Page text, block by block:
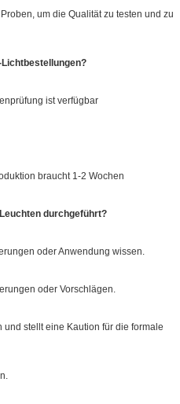
um die Qualität zu testen und zu
Lichtbestellungen?
ist verfügbar
braucht 1-2 Wochen
durchgeführt?
oder Anwendung wissen.
oder Vorschlägen.
stellt eine Kaution für die formale